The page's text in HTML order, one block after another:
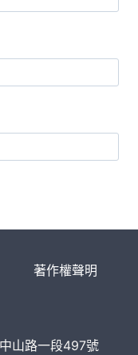
著作權聲明
山路一段497號